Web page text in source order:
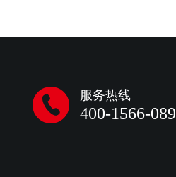
服务热线
400-1566-089